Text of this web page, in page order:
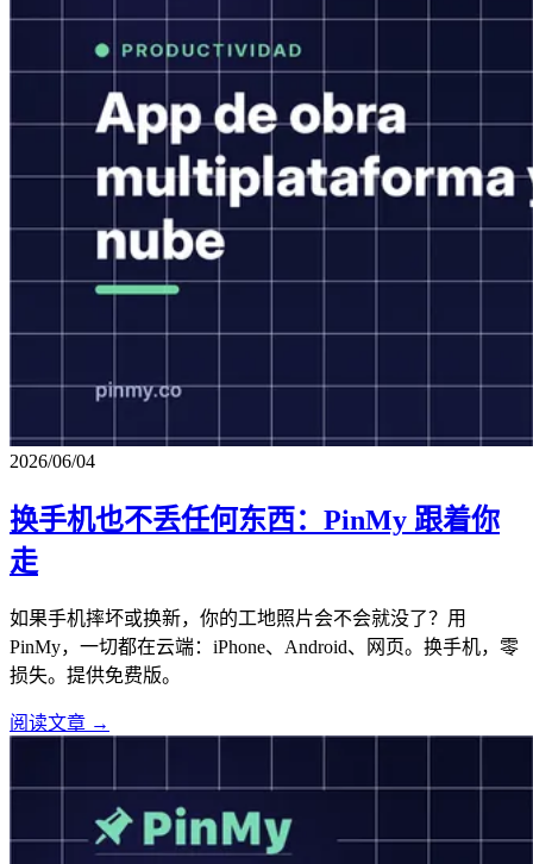
2026/06/04
换手机也不丢任何东西：PinMy 跟着你
走
如果手机摔坏或换新，你的工地照片会不会就没了？用
PinMy，一切都在云端：iPhone、Android、网页。换手机，零
损失。提供免费版。
阅读文章 →